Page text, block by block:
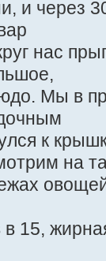
и через
нас
Мы в
к
на
в 15,